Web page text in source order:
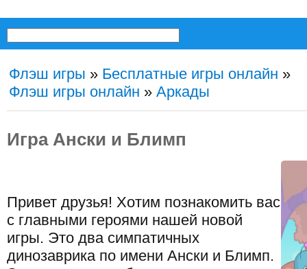
Флэш игры » Бесплатные игры онлайн »
Флэш игры онлайн » Аркады
Игра Ански и Блимп
Привет друзья! Хотим познакомить вас
с главными героями нашей новой
игры. Это два симпатичных
динозаврика по имени Ански и Блимп.